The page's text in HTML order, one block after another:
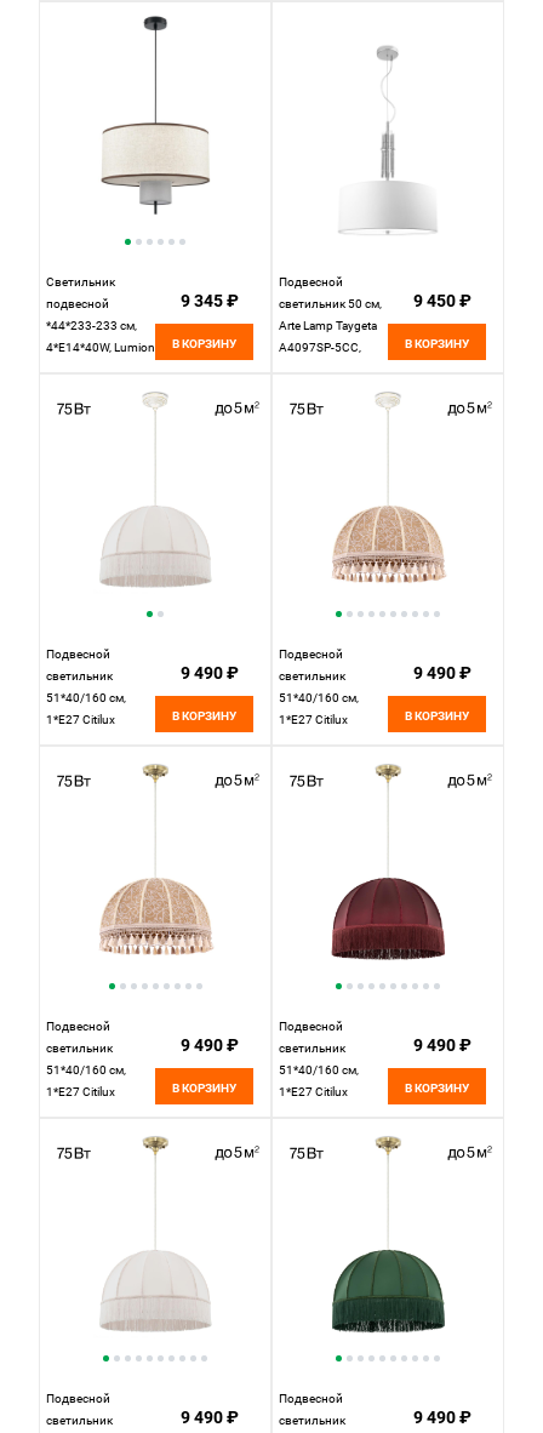
Светильник
подвесной
*44*233-233 см,
4*E14*40W, Lumion
черный
9 345 ₽
В КОРЗИНУ
Подвесной
светильник 50 см,
Arte Lamp Taygeta
A4097SP-5CC,
9 450 ₽
В КОРЗИНУ
Подвесной
светильник
51*40/160 см,
1*Е27 Citilux
Патина+Бежевый
9 490 ₽
В КОРЗИНУ
Подвесной
светильник
51*40/160 см,
1*Е27 Citilux
9 490 ₽
В КОРЗИНУ
Подвесной
светильник
51*40/160 см,
1*Е27 Citilux
9 490 ₽
В КОРЗИНУ
Подвесной
светильник
51*40/160 см,
1*Е27 Citilux
9 490 ₽
В КОРЗИНУ
Подвесной
светильник
9 490 ₽
Подвесной
светильник
9 490 ₽